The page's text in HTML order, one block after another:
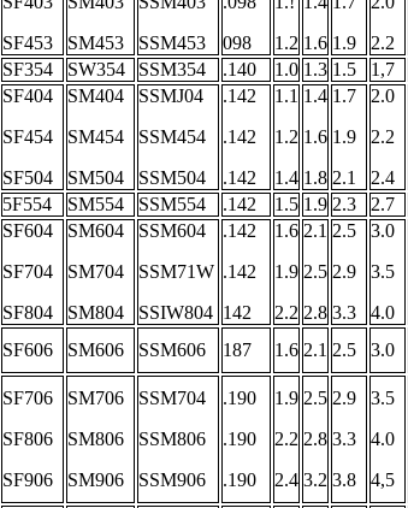
SF453
SM453
SSM453
098
1.2 1.6 1.9
2.2
SF354 SW354 SSM354 .140 1.0 1.3 1.5 1,7
SF404
SF454
SF504
SM404
SM454
SM504
SSMJ04
SSM454
SSM504
.142
.142
.142
1.1
1.2
1.4
1.4
1.6
1.8
1.7
1.9
2.1
2.0
2.2
2.4
5F554 SM554 SSM554 .142 1.5 1.9 2.3 2.7
SF604
SF704
SF804
SM604
SM704
SM804
SSM604
SSM71W
SSIW804
.142
.142
142
1.6
1.9
2.2
2.1
2.5
2.8
2.5
2.9
3.3
3.0
3.5
4.0
SF606 SM606 SSM606 187 1.6 2.1 2.5 3.0
SF706
SF806
SF906
SM706
SM806
SM906
SSM704
SSM806
SSM906
.190
.190
.190
1.9
2.2
2.4
2.5
2.8
3.2
2.9
3.3
3.8
3.5
4.0
4,5